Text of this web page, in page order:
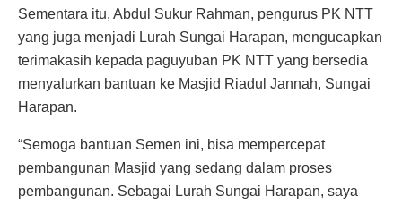
Sementara itu, Abdul Sukur Rahman, pengurus PK NTT
yang juga menjadi Lurah Sungai Harapan, mengucapkan
terimakasih kepada paguyuban PK NTT yang bersedia
menyalurkan bantuan ke Masjid Riadul Jannah, Sungai
Harapan.
“Semoga bantuan Semen ini, bisa mempercepat
pembangunan Masjid yang sedang dalam proses
pembangunan. Sebagai Lurah Sungai Harapan, saya